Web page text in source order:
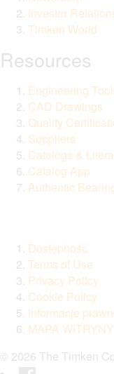
Investor
Timken World
Resources
Engineering
CAD Drawings
Quality
Suppliers
Catalogs &
Catalog App
Authentic
Dostępność
Terms of Use
Privacy Policy
Cookie Policy
Informacje
MAPA WITRYNY
© 2026 The Timken